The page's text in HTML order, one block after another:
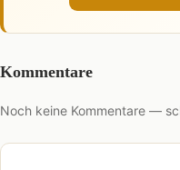
Kommentare
Noch keine Kommentare —